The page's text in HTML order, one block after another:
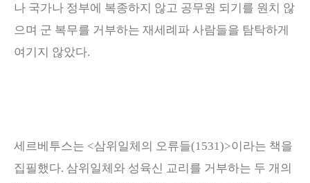
나 국가나 정부에 복종하지 않고 공무원 되기를 원치 않
으며 군 복무를 거부하는 재세례파 사람들을 탐탁하게
여기지 않았다.
세르베투스는 <삼위일체의 오류들(1531)>이라는 책을
집필했다. 삼위일체와 성육신 교리를 거부하는 두 개의